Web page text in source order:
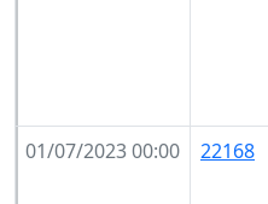
01/07/2023 00:00
22168